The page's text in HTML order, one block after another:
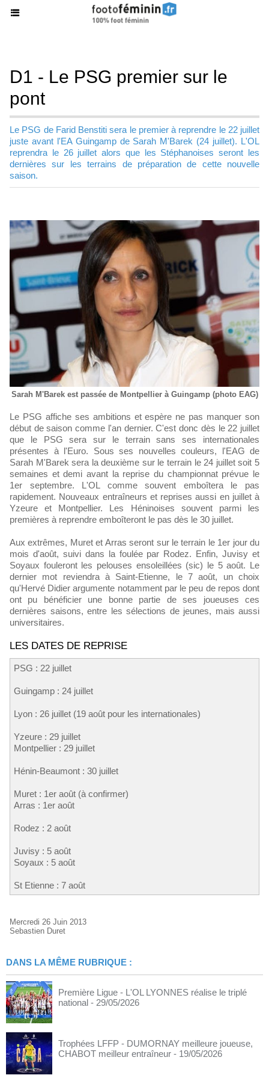
D1 - Le PSG premier sur le
pont
Le PSG de Farid Benstiti sera le premier à reprendre le 22 juillet
juste avant l'EA Guingamp de Sarah M'Barek (24 juillet). L'OL
reprendra le 26 juillet alors que les Stéphanoises seront les
dernières sur les terrains de préparation de cette nouvelle
saison.
Sarah M'Barek est passée de Montpellier à Guingamp (photo EAG)
Le PSG affiche ses ambitions et espère ne pas manquer son
début de saison comme l'an dernier. C'est donc dès le 22 juillet
que le PSG sera sur le terrain sans ses internationales
présentes à l'Euro. Sous ses nouvelles couleurs, l'EAG de
Sarah M'Barek sera la deuxième sur le terrain le 24 juillet soit 5
semaines et demi avant la reprise du championnat prévue le
1er septembre. L'OL comme souvent emboîtera le pas
rapidement. Nouveaux entraîneurs et reprises aussi en juillet à
Yzeure et Montpellier. Les Héninoises souvent parmi les
premières à reprendre emboîteront le pas dès le 30 juillet.
Aux extrêmes, Muret et Arras seront sur le terrain le 1er jour du
mois d'août, suivi dans la foulée par Rodez. Enfin, Juvisy et
Soyaux fouleront les pelouses ensoleillées (sic) le 5 août. Le
dernier mot reviendra à Saint-Etienne, le 7 août, un choix
qu'Hervé Didier argumente notamment par le peu de repos dont
ont pu bénéficier une bonne partie de ses joueuses ces
dernières saisons, entre les sélections de jeunes, mais aussi
universitaires.
LES DATES DE REPRISE
PSG : 22 juillet
Guingamp : 24 juillet
Lyon : 26 juillet (19 août pour les internationales)
Yzeure : 29 juillet
Montpellier : 29 juillet
Hénin-Beaumont : 30 juillet
Muret : 1er août (à confirmer)
Arras : 1er août
Rodez : 2 août
Juvisy : 5 août
Soyaux : 5 août
St Etienne : 7 août
Mercredi 26 Juin 2013
Sebastien Duret
DANS LA MÊME RUBRIQUE :
Première Ligue - L'OL LYONNES réalise le triplé
national - 29/05/2026
Trophées LFFP - DUMORNAY meilleure joueuse,
CHABOT meilleur entraîneur - 19/05/2026